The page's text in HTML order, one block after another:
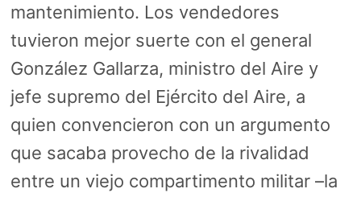
mantenimiento. Los vendedores
tuvieron mejor suerte con el general
González Gallarza, ministro del Aire y
jefe supremo del Ejército del Aire, a
quien convencieron con un argumento
que sacaba provecho de la rivalidad
entre un viejo compartimento militar –la